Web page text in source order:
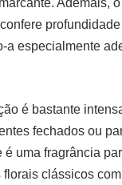
a especialmente
é bastante
fechados ou
é uma fragrância
clássicos